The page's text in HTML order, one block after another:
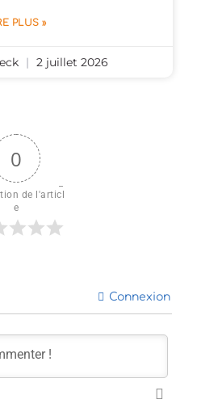
PLUS »
2 juillet 2026
0
de l'articl
e
Connexion